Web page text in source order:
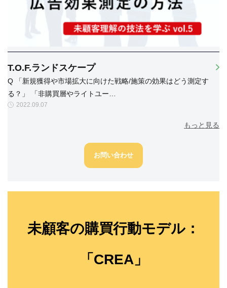
T.O.F.ランドスケープ
Q 「新規獲得や市場拡大に向けた戦略/施策の効果はどう測定す
る？」 「非購買層やライトユー…
2022.09.07
もっと見る
お問い合わせ
未顧客の購買行動モデル：
「CREA」